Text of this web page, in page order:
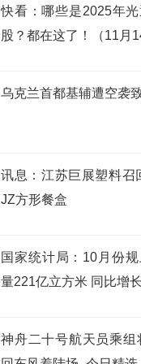
快看：哪些是2025年
股？都在这了！（11月
乌克兰首都基辅遭空袭
讯息：江苏巨展塑料召
JZ方形餐盒
国家统计局：10月份
量221亿立方米 同比增
神舟二十号航天员乘组